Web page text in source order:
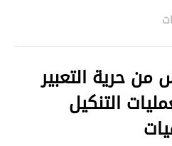
حرية التعبير
التنكيل